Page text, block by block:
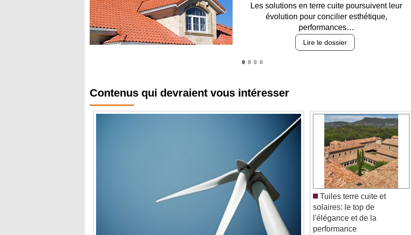
Entre circulation, sécurisation des accès, durabilité
des revêtements et intégration…
Lire le dossier
Tuiles terre cuite et
solaires: le top de
l'élégance et de la
performance